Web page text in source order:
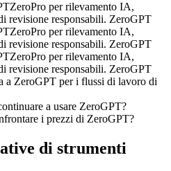
per rilevamento IA,
revisione responsabili. ZeroGPT
per rilevamento IA,
revisione responsabili. ZeroGPT
per rilevamento IA,
revisione responsabili. ZeroGPT
a ZeroGPT per i flussi di lavoro di
a usare ZeroGPT?
i prezzi di ZeroGPT?
di strumenti